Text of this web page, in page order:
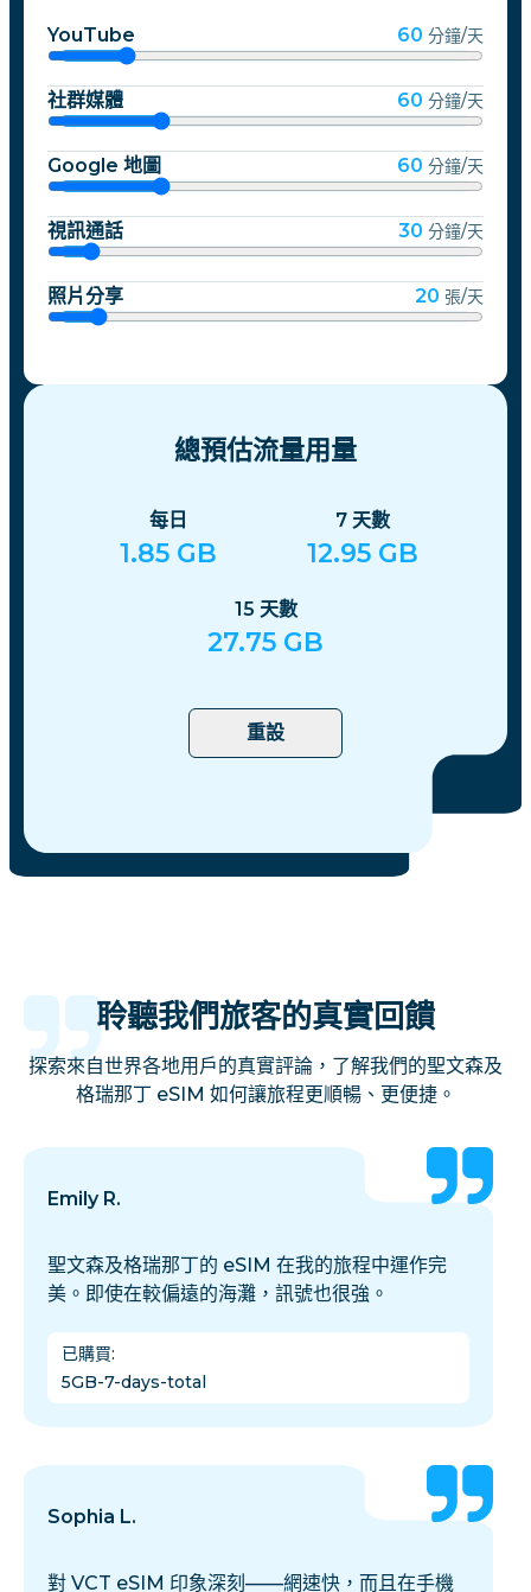
YouTube 60 分鐘/天
社群媒體 60 分鐘/天
Google 地圖 60 分鐘/天
視訊通話 30 分鐘/天
照片分享 20 張/天
總預估流量用量
每日
1.85 GB
7 天數
12.95 GB
15 天數
27.75 GB
重設
聆聽我們旅客的真實回饋
探索來自世界各地用戶的真實評論，了解我們的聖文森及
格瑞那丁 eSIM 如何讓旅程更順暢、更便捷。
Emily R.
聖文森及格瑞那丁的 eSIM 在我的旅程中運作完
美。即使在較偏遠的海灘，訊號也很強。
已購買:
5GB-7-days-total
Sophia L.
對 VCT eSIM 印象深刻——網速快，而且在手機